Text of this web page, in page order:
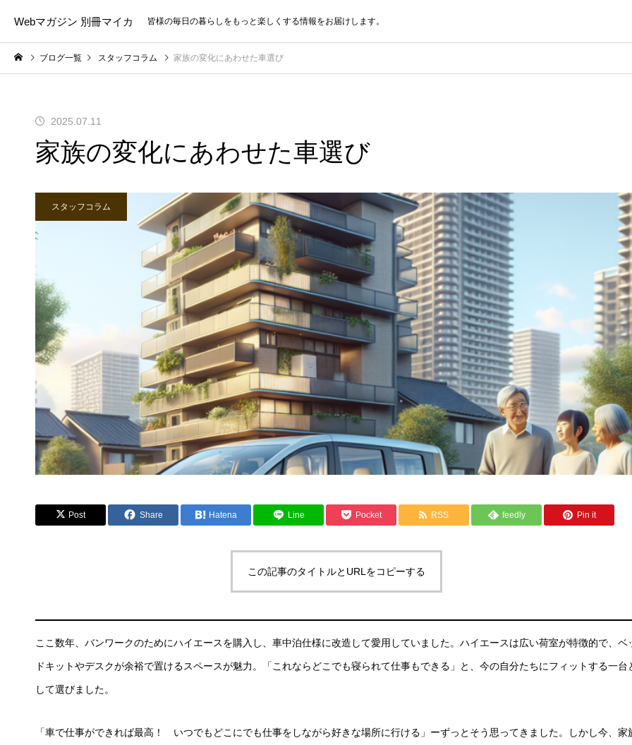
Webマガジン 別冊マイカ 皆様の毎日の暮らしをもっと楽しくする情報をお届けします。
ブログ一覧 スタッフコラム 家族の変化にあわせた車選び
2025.07.11
家族の変化にあわせた車選び
スタッフコラム
Post Share Hatena Line Pocket RSS feedly Pin it
この記事のタイトルとURLをコピーする
ここ数年、バンワークのためにハイエースを購入し、車中泊仕様に改造して愛用していました。ハイエースは広い荷室が特徴的で、ベ
ドキットやデスクが余裕で置けるスペースが魅力。「これならどこでも寝られて仕事もできる」と、今の自分たちにフィットする一台
して選びました。
「車で仕事ができれば最高！ いつでもどこにでも仕事をしながら好きな場所に行ける」ーずっとそう思ってきました。しかし今、家